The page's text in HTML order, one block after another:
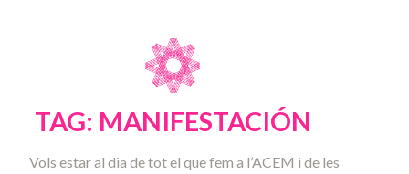
TAG: MANIFESTACIÓN
Vols estar al dia de tot el que fem a l’ACEM i de les